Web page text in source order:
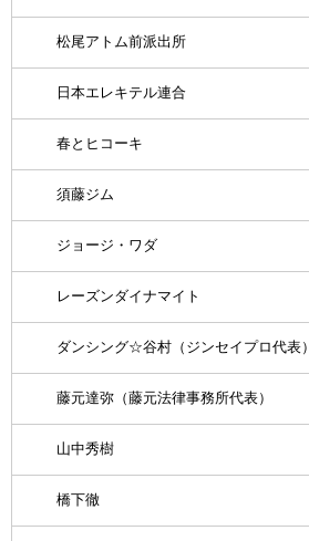
松尾アトム前派出所
日本エレキテル連合
春とヒコーキ
須藤ジム
ジョージ・ワダ
レーズンダイナマイト
ダンシング☆谷村（ジンセイプロ代表）
藤元達弥（藤元法律事務所代表）
山中秀樹
橋下徹